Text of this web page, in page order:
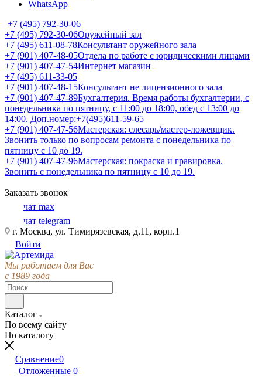
WhatsApp
+7 (495) 792-30-06
+7 (495) 792-30-06Оружейный зал
+7 (495) 611-08-78Консультант оружейного зала
+7 (901) 407-48-05Отдела по работе с юридическими лицами
+7 (901) 407-47-54Интернет магазин
+7 (495) 611-33-05
+7 (901) 407-48-15Консультант не лицензионного зала
+7 (901) 407-47-89Бухгалтерия. Время работы бухгалтерии, с
понедельника по пятницу, с 11:00 до 18:00, обед с 13:00 до
14:00. Доп.номер:+7(495)611-59-65
+7 (901) 407-47-56Мастерская: слесарь/мастер-ложевщик.
Звонить только по вопросам ремонта с понедельника по
пятницу с 10 до 19.
+7 (901) 407-47-96Мастерская: покраска и гравировка.
Звонить с понедельника по пятницу с 10 до 19.
Заказать звонок
чат max
чат telegram
г. Москва, ул. Тимирязевская, д.11, корп.1
Войти
Мы работаем для Вас
с 1989 года
Каталог
По всему сайту
По каталогу
Сравнение0
Отложенные 0